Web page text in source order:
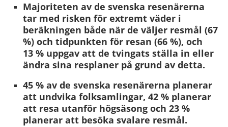
Majoriteten av de svenska resenärerna
tar med risken för extremt väder i
beräkningen både när de väljer resmål (67
%) och tidpunkten för resan (66 %), och
13 % uppgav att de tvingats ställa in eller
ändra sina resplaner på grund av detta.
45 % av de svenska resenärerna planerar
att undvika folksamlingar, 42 % planerar
att resa utanför högsäsong och 23 %
planerar att besöka svalare resmål.